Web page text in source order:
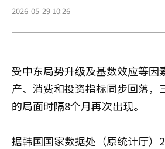
2026-05-29 10:26
受中东局势升级及基数效应等因
产、消费和投资指标同步回落，
的局面时隔8个月再次出现。
据韩国国家数据处（原统计厅）